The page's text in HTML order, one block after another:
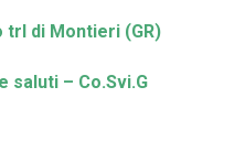
trl di Montieri (GR)
saluti – Co.Svi.G